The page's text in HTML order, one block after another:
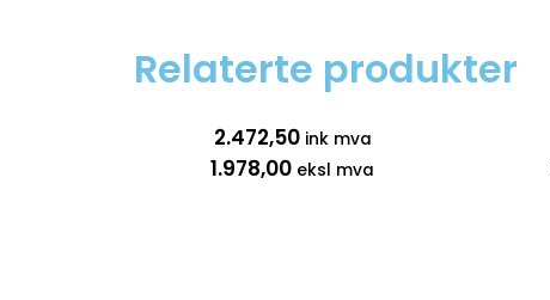
Relaterte produkter
2.472,50ink mva
1.978,00 eksl mva